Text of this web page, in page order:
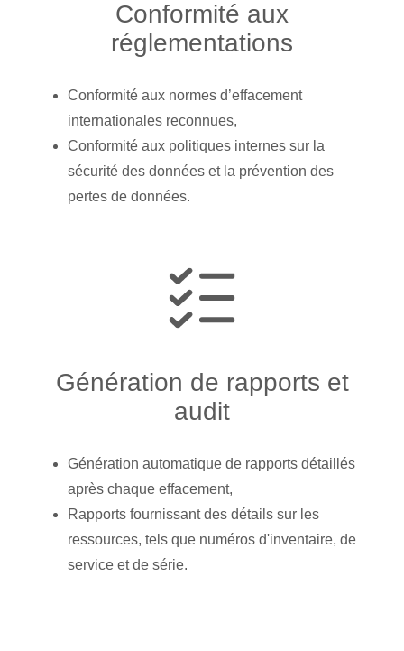
Conformité aux
réglementations
Conformité aux normes d’effacement
internationales reconnues,
Conformité aux politiques internes sur la
sécurité des données et la prévention des
pertes de données.
Génération de rapports et
audit
Génération automatique de rapports détaillés
après chaque effacement,
Rapports fournissant des détails sur les
ressources, tels que numéros d'inventaire, de
service et de série.